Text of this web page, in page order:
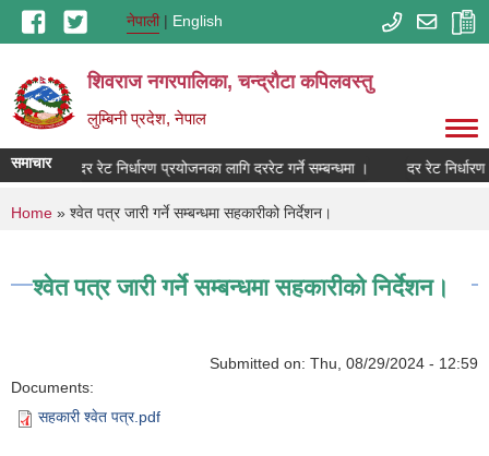
Skip to main contentनेपाली English
शिवराज नगरपालिका, चन्द्राैटा कपिलवस्तु
लुम्बिनी प्रदेश, नेपाल
समाचार
। दर रेट निर्धारण प्रयोजनका लागि दररेट गर्ने सम्बन्धमा । दर रेट
You are here
Home » श्वेत पत्र जारी गर्ने सम्बन्धमा सहकारीको निर्देशन।
श्वेत पत्र जारी गर्ने सम्बन्धमा सहकारीको निर्देशन।
Submitted on: Thu, 08/29/2024 - 12:59
Documents:
सहकारी श्वेत पत्र.pdf